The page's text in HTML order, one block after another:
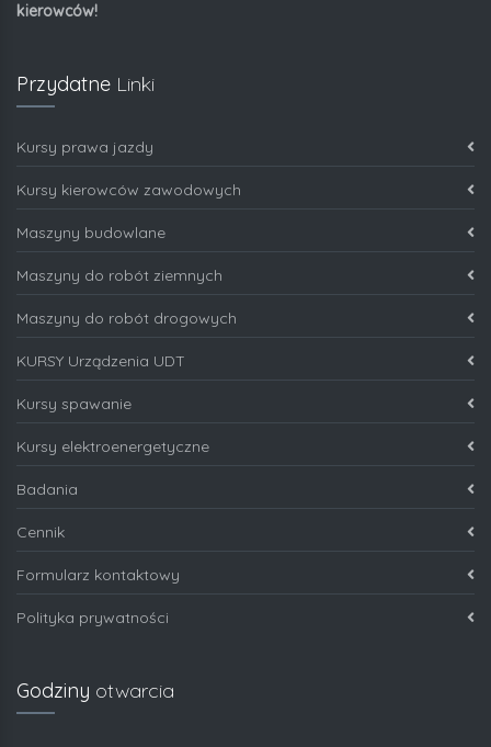
kierowców!
Przydatne Linki
Kursy prawa jazdy
Kursy kierowców zawodowych
Maszyny budowlane
Maszyny do robót ziemnych
Maszyny do robót drogowych
KURSY Urządzenia UDT
Kursy spawanie
Kursy elektroenergetyczne
Badania
Cennik
Formularz kontaktowy
Polityka prywatności
Godziny otwarcia